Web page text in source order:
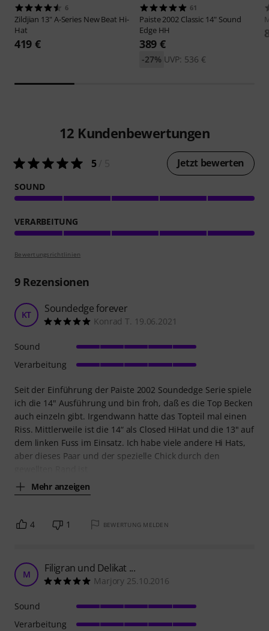
6
Zildjian 13" A-Series New Beat Hi-
Hat
419 €
61
Paiste2002 Classic 14" Sound
Edge HH
389 €
UVP: 536 €
-27%
12 Kundenbewertungen
5/ 5 Jetzt bewerten
SOUND
VERARBEITUNG
Bewertungsrichtlinien
9Rezensionen
KT Soundedge forever
Konrad T. 19.06.2021
Seit der Einführung der Paiste 2002 Soundedge Serie spiele
ich die 14" Ausführung und bin froh, daß es die Top Becken
auch einzeln gibt. Irgendwann hatte das Topteil mal einen
Riss. Mittlerweile ist die 14“ als Closed HiHat und die 13" auf
dem linken Fuss im Einsatz. Ich habe viele andere Hi Hats,
aber dieses Paar und der spezielle Chick durch den
Mehr anzeigen
Sound
Verarbeitung
4 1 BEWERTUNG MELDEN
M Filigran und Delikat ...
Marjory 25.10.2016
Sound
Verarbeitung